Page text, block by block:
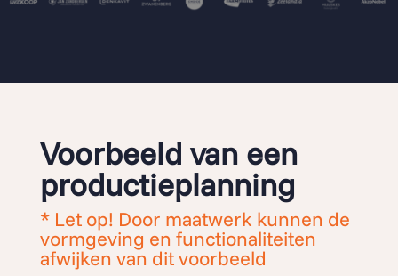
Voorbeeld van een
productieplanning
* Let op! Door maatwerk kunnen de
vormgeving en functionaliteiten
afwijken van dit voorbeeld